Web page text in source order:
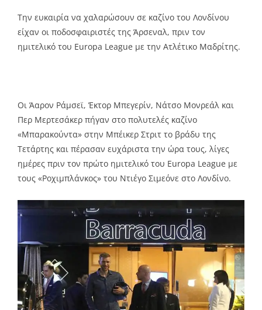
Την ευκαιρία να χαλαρώσουν σε καζίνο του Λονδίνου
είχαν οι ποδοσφαιριστές της Άρσεναλ, πριν τον
ημιτελικό του Europa League με την Ατλέτικο Μαδρίτης.
Οι Άαρον Ράμσεϊ, Έκτορ Μπεγερίν, Νάτσο Μονρεάλ και
Περ Μερτεσάκερ πήγαν στο πολυτελές καζίνο
«Μπαρακούντα» στην Μπέικερ Στριτ το βράδυ της
Τετάρτης και πέρασαν ευχάριστα την ώρα τους, λίγες
ημέρες πριν τον πρώτο ημιτελικό του Europa League με
τους «Ροχιμπλάνκος» του Ντιέγο Σιμεόνε στο Λονδίνο.